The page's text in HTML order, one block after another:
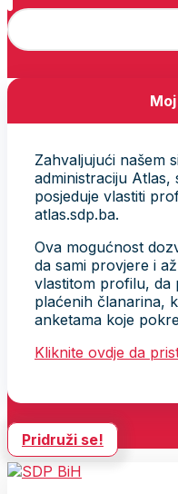
Zahvaljujući našem
administraciju Atlas,
posjeduje vlastiti
atlas.sdp.ba.
Ova mogućnost
da sami provjere i
vlastitom profilu, da
plaćenih članarina,
anketama koje
Kliknite ovdje da
Pridruži se!